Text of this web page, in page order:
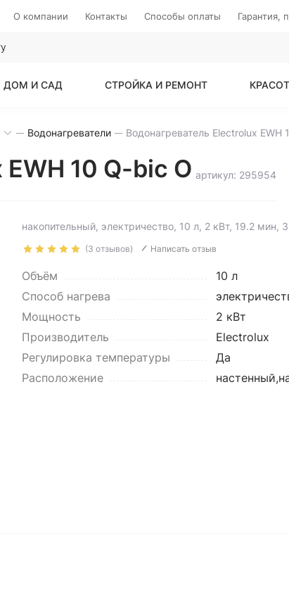
О компании Контакты Способы оплаты Гарантия,
ДОМ И САД СТРОЙКА И РЕМОНТ
Водонагреватели
10 Q-bic O артикул: 295954
накопительный, электричество, 10 л, 2 кВт, 19.2 мин,
(3 отзывов) Написать отзыв
Объём
10 л
Способ нагрева
Мощность
2 кВт
Производитель
Electrolux
Регулировка температуры
Да
Расположение